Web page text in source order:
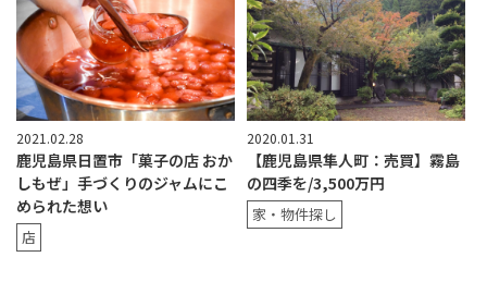
2021.02.28
鹿児島県日置市「菓子の店 おか
しもぜ」手づくりのジャムにこ
められた想い
店
2020.01.31
【鹿児島県隼人町：売買】霧島
の四季を/3,500万円
家・物件探し